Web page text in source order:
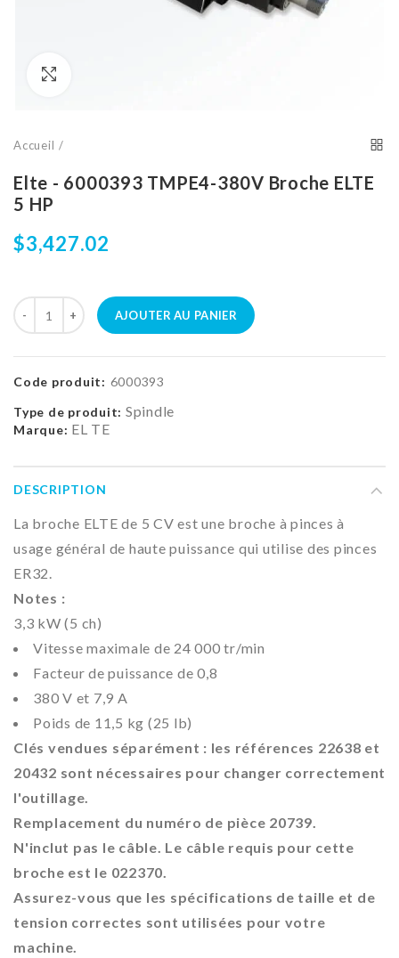
Accueil
Elte - 6000393 TMPE4-380V Broche ELTE
5 HP
$3,427.02
AJOUTER AU PANIER
Code produit: 6000393
Type de produit: Spindle
Marque: EL TE
DESCRIPTION
La broche ELTE de 5 CV est une broche à pinces à
usage général de haute puissance qui utilise des pinces
ER32.
Notes :
3,3 kW (5 ch)
Vitesse maximale de 24 000 tr/min
Facteur de puissance de 0,8
380 V et 7,9 A
Poids de 11,5 kg (25 lb)
Clés vendues séparément : les références 22638 et
20432 sont nécessaires pour changer correctement
l'outillage.
Remplacement du numéro de pièce 20739.
N'inclut pas le câble. Le câble requis pour cette
broche est le 022370.
Assurez-vous que les spécifications de taille et de
tension correctes sont utilisées pour votre
machine.